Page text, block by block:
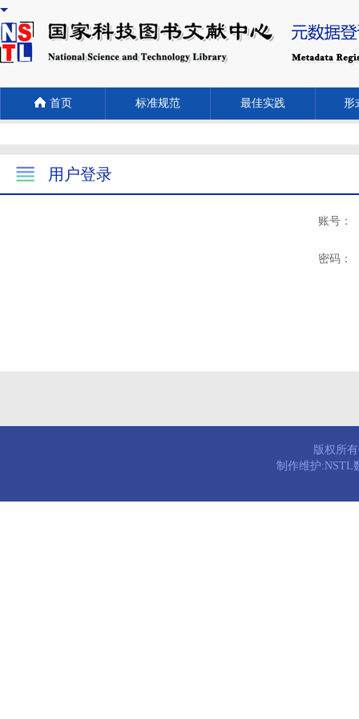
首页 标准规范 最佳实践 形
用户登录
账号：
密码：
版权所
制作维护:NSTL